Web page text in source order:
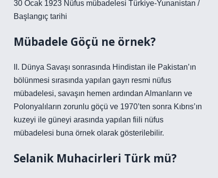
30 Ocak 1923 Nüfus mübadelesi Türkiye-Yunanistan /
Başlangıç ​​tarihi
Mübadele Göçü ne örnek?
II. Dünya Savaşı sonrasında Hindistan ile Pakistan’ın
bölünmesi sırasında yapılan gayrı resmi nüfus
mübadelesi, savaşın hemen ardından Almanların ve
Polonyalıların zorunlu göçü ve 1970’ten sonra Kıbrıs’ın
kuzeyi ile güneyi arasında yapılan fiili nüfus
mübadelesi buna örnek olarak gösterilebilir.
Selanik Muhacirleri Türk mü?